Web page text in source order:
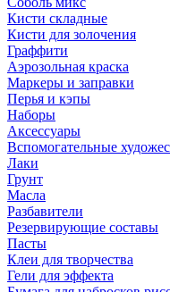
Кисти складные
Кисти для золочения
Граффити
Аэрозольная краска
Маркеры и заправки
Перья и кэпы
Наборы
Аксессуары
Вспомогательные
Лаки
Грунт
Масла
Разбавители
Резервирующие составы
Пасты
Клеи для творчества
Гели для эффекта